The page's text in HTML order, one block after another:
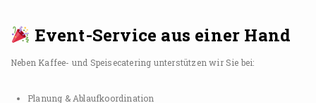
Event-Service aus einer Hand
Neben Kaffee- und Speisecatering unterstützen wir Sie bei:
Planung & Ablaufkoordination